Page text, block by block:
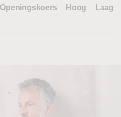
Openingskoers Hoog Laag